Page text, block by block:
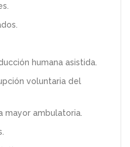
humana asistida.
voluntaria del
ambulatoria.